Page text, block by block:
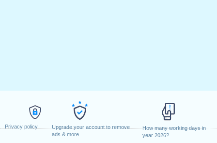
Privacy policy
Upgrade your account to remove
ads & more
How many working days in
year 2026?